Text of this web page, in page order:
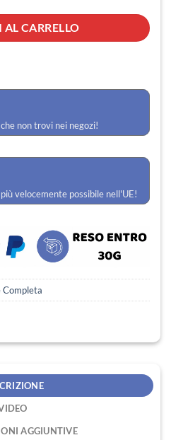
CARRELLO
non trovi nei negozi!
velocemente possibile nell'UE!
Completa
AGGIUNTIVE